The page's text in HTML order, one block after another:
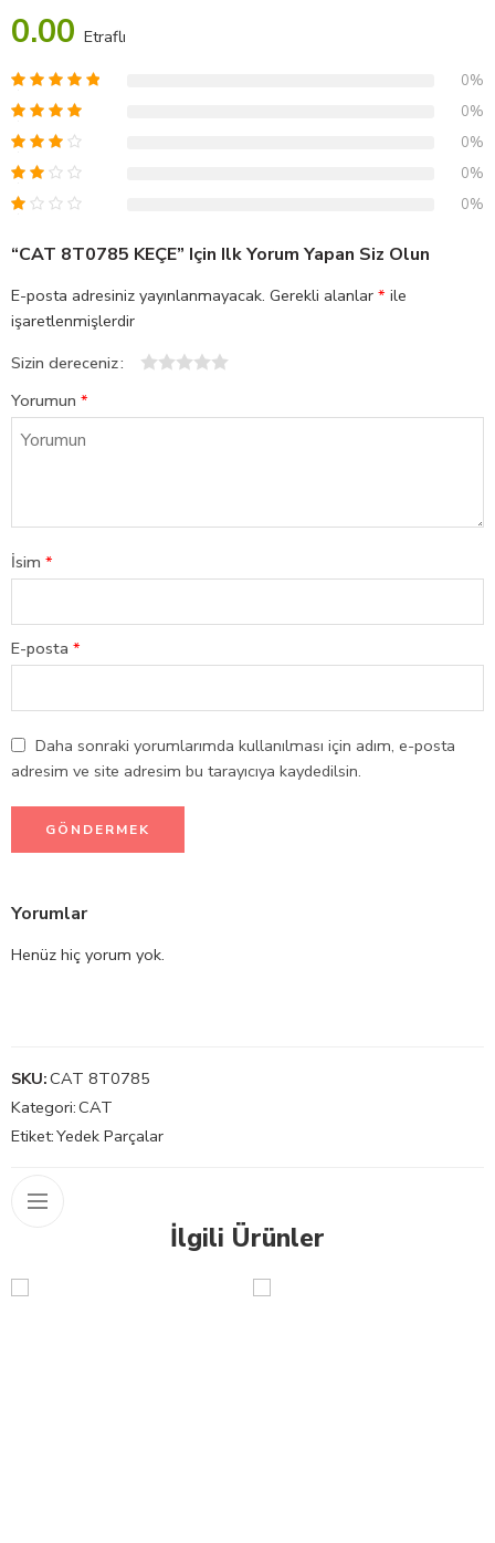
0.00 Etraflı
0%
0%
0%
0%
0%
“CAT 8T0785 KEÇE” Için Ilk Yorum Yapan Siz Olun
E-posta adresiniz yayınlanmayacak. Gerekli alanlar * ile
işaretlenmişlerdir
Sizin dereceniz
Yorumun *
İsim *
E-posta *
Daha sonraki yorumlarımda kullanılması için adım, e-posta
adresim ve site adresim bu tarayıcıya kaydedilsin.
Yorumlar
Henüz hiç yorum yok.
SKU:CAT 8T0785
Kategori:CAT
Etiket:Yedek Parçalar
İlgili Ürünler